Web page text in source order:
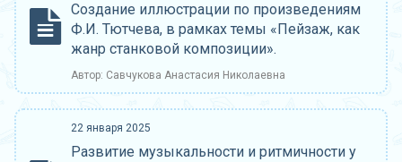
Создание иллюстрации по произведениям
Ф.И. Тютчева, в рамках темы «Пейзаж, как
жанр станковой композиции».
Автор: Савчукова Анастасия Николаевна
22 января 2025
Развитие музыкальности и ритмичности у